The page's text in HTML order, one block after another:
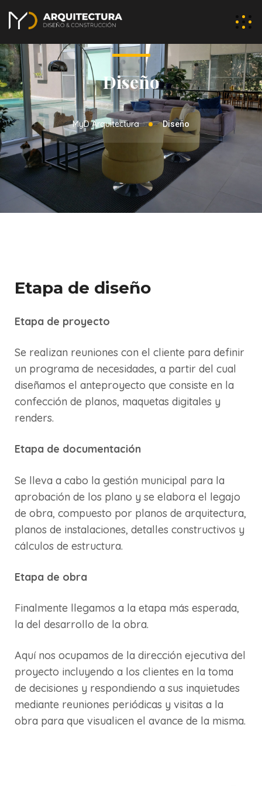
Diseño
MyD Arquitectura Diseño
Etapa de diseño
Etapa de proyecto
Se realizan reuniones con el cliente para definir
un programa de necesidades, a partir del cual
diseñamos el anteproyecto que consiste en la
confección de planos, maquetas digitales y
renders.
Etapa de documentación
Se lleva a cabo la gestión municipal para la
aprobación de los plano y se elabora el legajo
de obra, compuesto por planos de arquitectura,
planos de instalaciones, detalles constructivos y
cálculos de estructura.
Etapa de obra
Finalmente llegamos a la etapa más esperada,
la del desarrollo de la obra.
Aquí nos ocupamos de la dirección ejecutiva del
proyecto incluyendo a los clientes en la toma
de decisiones y respondiendo a sus inquietudes
mediante reuniones periódicas y visitas a la
obra para que visualicen el avance de la misma.